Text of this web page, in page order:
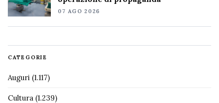
07 AGO 2026
CATEGORIE
Auguri (1.117)
Cultura (1.239)